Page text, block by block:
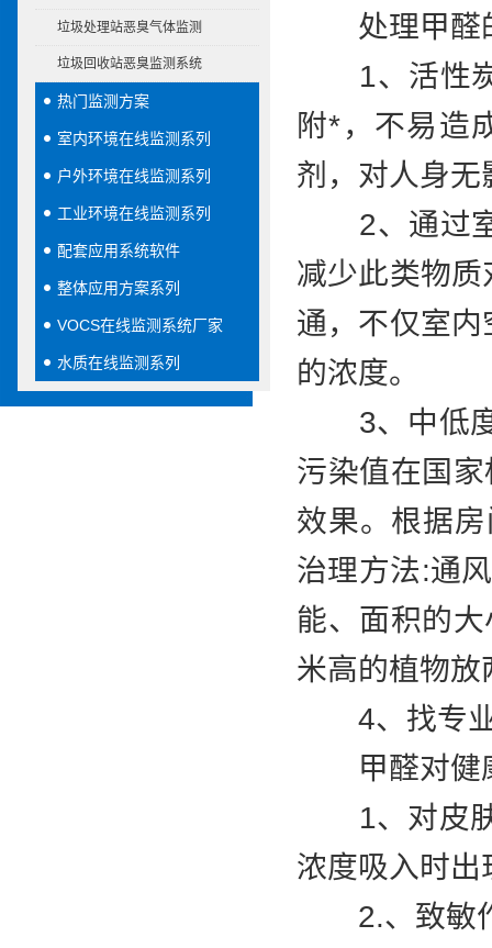
垃圾处理站恶臭气体监测
垃圾回收站恶臭监测系统
热门监测方案
室内环境在线监测系列
户外环境在线监测系列
工业环境在线监测系列
配套应用系统软件
整体应用方案系列
VOCS在线监测系统厂家
水质在线监测系列
处理甲醛
1、活性炭
附*，不易造
剂，对人身
2、通过室
减少此类物
通，不仅室
的浓度。
3、中低度
污染值在国
效果。根据
治理方法:通
能、面积的
米高的植物放
4、找专业
甲醛对健康
1、对皮肤
浓度吸入时
2.、致敏作